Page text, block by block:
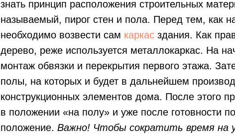
знать принцип расположения строительных
называемый, пирог стен и пола. Перед тем, как
необходимо возвести сам каркас здания. Как
дерево, реже используется металлокаркас. На
монтаж обвязки и перекрытия первого этажа.
полы, на которых и будет в дальнейшем
конструкционных элементов дома. После этого
в положении «на полу» и уже после готовности
положение. Важно! Чтобы сократить время на